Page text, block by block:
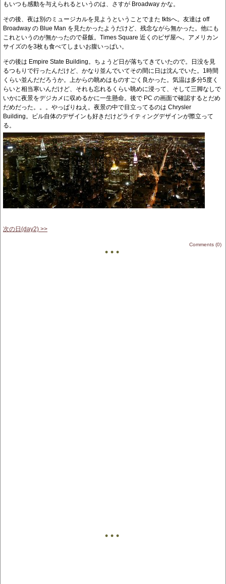
もいつも感動を与えられるというのは、さすが Broadway かな。
その後、夜は別のミュージカルを見ようということでまた tktsへ。友達は off
Broadway の Blue Man を見たかったようだけど、残念ながら無かった。他にも
これというのが無かったので昼飯。Times Square 近くのピザ屋へ。アメリカン
サイズのを3枚も食べてしまいお腹いっぱい。
その後は Empire State Building。ちょうど日が落ちてきていたので。日没を見
るつもりで行ったんだけど、かなり並んでいてその間に日は沈んでいた。1時間
くらい並んだだろうか。上からの眺めはものすごく良かった。気温は多分5度く
らいと相当寒いんだけど、それも忘れるくらい眺めに浸って、そして三脚なしで
いかに夜景をデジカメに収めるかに一生懸命。後で PC の画面で確認するとだめ
だめだった。。。やっぱりねえ。夜景の中で目立ってるのは Chrysler
Building。ビル自体のデザインも好きだけどライティングデザインが際立って
る。
次の日(day2) >>
Comments (0)
• • •
• • •